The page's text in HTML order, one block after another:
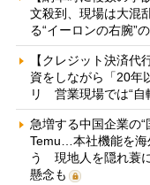
文殺到、現場は大混
る“イーロンの右腕”
【クレジット決済
資をしながら「20年
リ 営業現場では“自
急増する中国企業の
Temu…本社機能を海
う 現地人を隠れ蓑
懸念も